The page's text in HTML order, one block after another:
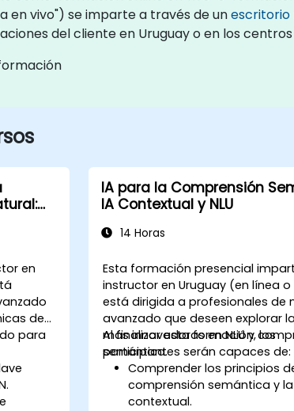
vivo") se imparte a través de un
del cliente en Uruguay o en los
en
de
para
IA para la Comprensión
IA Contextual y NLU
14 Horas
Esta formación presencial
instructor en Uruguay (en línea o
está dirigida a profesionales de
avanzado que deseen explorar
más innovadoras en NLU y
semántica.
Al finalizar esta formación, los
participantes serán capaces de:
Comprender los principios
comprensión semántica y la
contextual.